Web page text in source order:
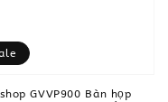
GVVP900 Bàn họp